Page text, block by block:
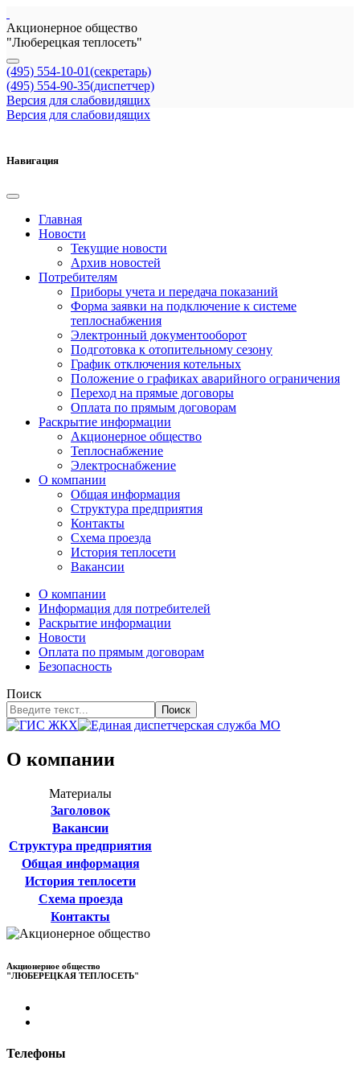
Акционерное общество
"Люберецкая теплосеть"
(495) 554-10-01(секретарь)
(495) 554-90-35(диспетчер)
Версия для слабовидящих
Версия для слабовидящих
Навигация
Главная
Новости
Текущие новости
Архив новостей
Потребителям
Приборы учета и передача показаний
Форма заявки на подключение к системе
теплоснабжения
Электронный документооборот
Подготовка к отопительному сезону
График отключения котельных
Положение о графиках аварийного ограничения
Переход на прямые договоры
Оплата по прямым договорам
Раскрытие информации
Акционерное общество
Теплоснабжение
Электроснабжение
О компании
Общая информация
Структура предприятия
Контакты
Схема проезда
История теплосети
Вакансии
О компании
Информация для потребителей
Раскрытие информации
Новости
Оплата по прямым договорам
Безопасность
Поиск
Поиск
О компании
Материалы
Заголовок
Вакансии
Структура предприятия
Общая информация
История теплосети
Схема проезда
Контакты
Акционерное общество
"ЛЮБЕРЕЦКАЯ ТЕПЛОСЕТЬ"
Телефоны